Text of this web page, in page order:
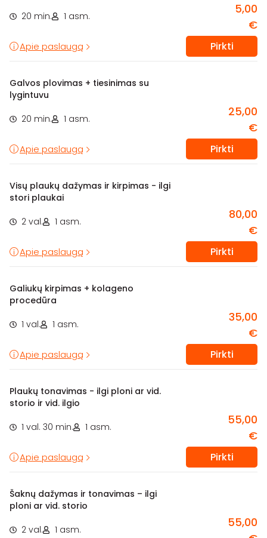
20 min. 1 asm.
5,00
€
Apie paslaugą Pirkti
Galvos plovimas + tiesinimas su
lygintuvu
20 min. 1 asm.
25,00
€
Apie paslaugą Pirkti
Visų plaukų dažymas ir kirpimas - ilgi
stori plaukai
2 val. 1 asm.
80,00
€
Apie paslaugą Pirkti
Galiukų kirpimas + kolageno
procedūra
1 val. 1 asm.
35,00
€
Apie paslaugą Pirkti
Plaukų tonavimas - ilgi ploni ar vid.
storio ir vid. ilgio
1 val. 30 min. 1 asm.
55,00
€
Apie paslaugą Pirkti
Šaknų dažymas ir tonavimas – ilgi
ploni ar vid. storio
2 val. 1 asm.
55,00